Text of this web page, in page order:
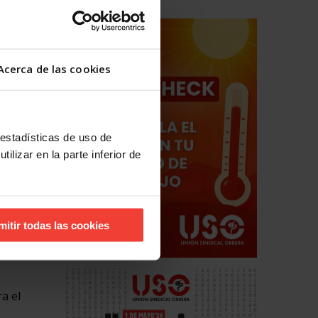
de las cookies
de uso de
en la parte inferior de
todas las cookies
de
en
y
el